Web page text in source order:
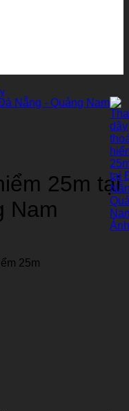
25m tại
Nam
25m